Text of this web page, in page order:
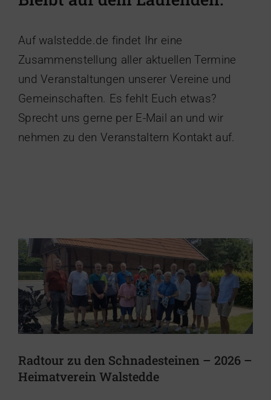
Auf walstedde.de findet Ihr eine
Zusammenstellung aller aktuellen Termine
und Veranstaltungen unserer Vereine und
Gemeinschaften. Es fehlt Euch etwas?
Sprecht uns gerne per E-Mail an und wir
nehmen zu den Veranstaltern Kontakt auf.
Radtour zu den Schnadesteinen – 2026 –
Heimatverein Walstedde